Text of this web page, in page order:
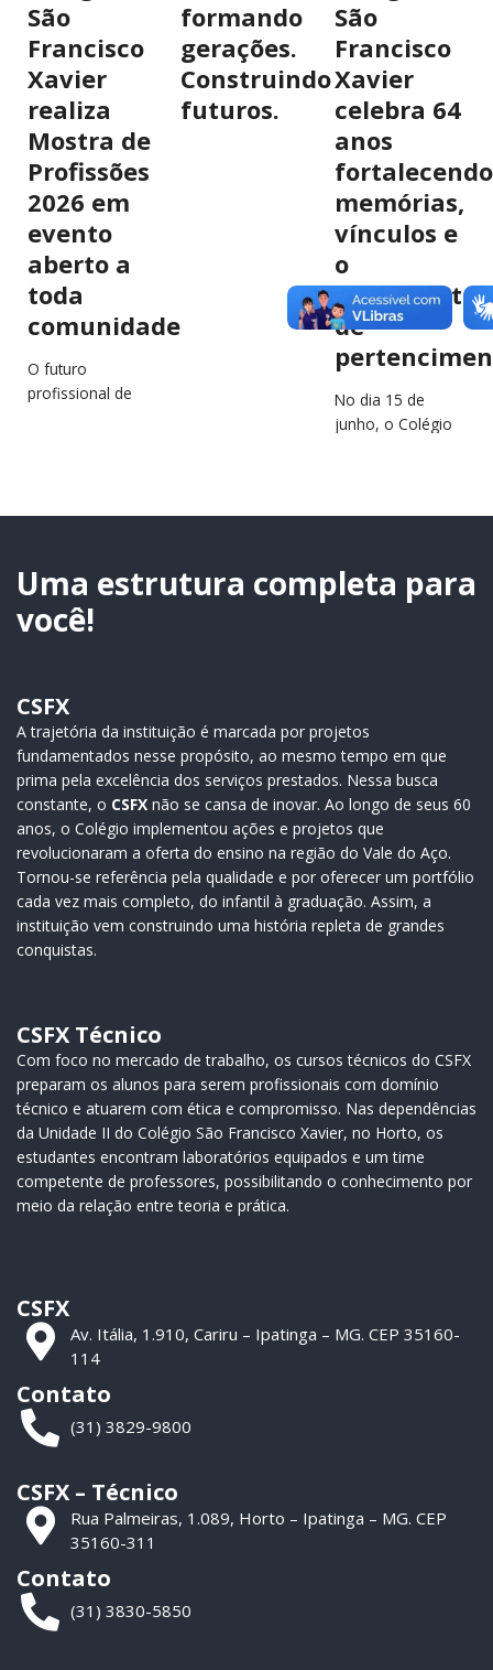
São
Francisco
Xavier
realiza
Mostra de
Profissões
2026 em
evento
aberto a
toda
comunidade
O futuro
profissional de
próximo dia 2 de
formando
gerações.
Construindo
futuros.
São
Francisco
Xavier
celebra 64
anos
fortalecendo
memórias,
vínculos e
o
sentimento
de
No dia 15 de
junho, o Colégio
de história,
transformação
de…
Uma estrutura completa para
você!
CSFX
A trajetória da instituição é marcada por projetos
fundamentados nesse propósito, ao mesmo tempo em que
prima pela excelência dos serviços prestados. Nessa busca
constante, o CSFX não se cansa de inovar. Ao longo de seus 60
anos, o Colégio implementou ações e projetos que
revolucionaram a oferta do ensino na região do Vale do Aço.
Tornou-se referência pela qualidade e por oferecer um portfólio
cada vez mais completo, do infantil à graduação. Assim, a
instituição vem construindo uma história repleta de grandes
conquistas.
CSFX Técnico
Com foco no mercado de trabalho, os cursos técnicos do CSFX
preparam os alunos para serem profissionais com domínio
técnico e atuarem com ética e compromisso. Nas dependências
da Unidade II do Colégio São Francisco Xavier, no Horto, os
estudantes encontram laboratórios equipados e um time
competente de professores, possibilitando o conhecimento por
meio da relação entre teoria e prática.
CSFX
Av. Itália, 1.910, Cariru – Ipatinga – MG. CEP 35160-
114
Contato
(31) 3829-9800
CSFX – Técnico
Rua Palmeiras, 1.089, Horto – Ipatinga – MG. CEP
35160-311
Contato
(31) 3830-5850